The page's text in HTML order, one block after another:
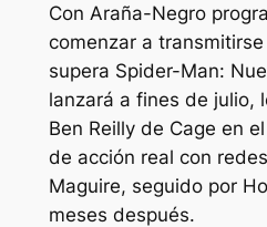
Con Araña-Negro
comenzar a
supera Spider-Man:
lanzará a fines de julio,
Ben Reilly de Cage en
de acción real con
Maguire, seguido por
meses después.